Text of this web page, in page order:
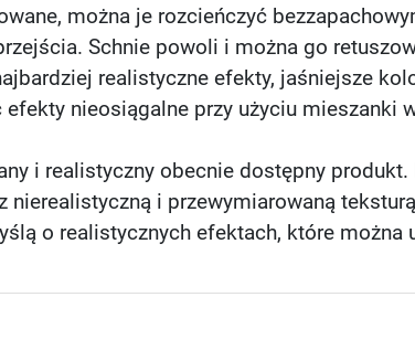
można je rozcieńczyć
Schnie powoli i można go
realistyczne efekty, jaśniejsze
efekty nieosiągalne przy użyciu mieszanki
i realistyczny obecnie dostępny
i przewymiarowaną
o realistycznych efektach, które można